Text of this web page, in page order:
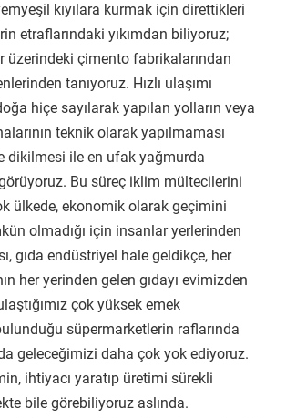
kıyılara kurmak için direttikleri
etraflarındaki yıkımdan biliyoruz;
üzerindeki çimento fabrikalarından
tanıyoruz. Hızlı ulaşımı
hiçe sayılarak yapılan yolların veya
teknik olarak yapılmaması
dikilmesi ile en ufak yağmurda
Bu süreç iklim mültecilerini
ülkede, ekonomik olarak geçimini
olmadığı için insanlar yerlerinden
gıda endüstriyel hale geldikçe, her
her yerinden gelen gıdayı evimizden
çok yüksek emek
süpermarketlerin raflarında
geleceğimizi daha çok yok ediyoruz.
ihtiyacı yaratıp üretimi sürekli
bile görebiliyoruz aslında.